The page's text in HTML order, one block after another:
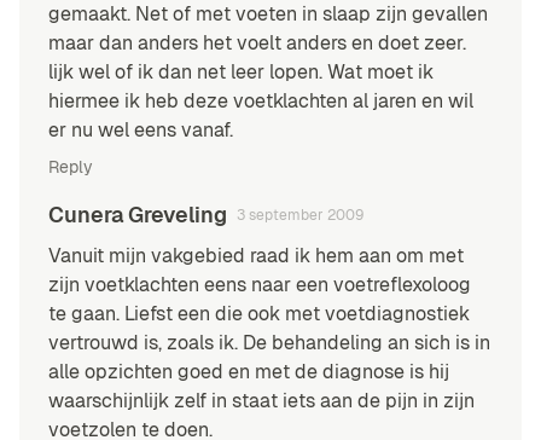
gemaakt. Net of met voeten in slaap zijn gevallen
maar dan anders het voelt anders en doet zeer.
lijk wel of ik dan net leer lopen. Wat moet ik
hiermee ik heb deze voetklachten al jaren en wil
er nu wel eens vanaf.
Reply
Cunera Greveling 3 september 2009
Vanuit mijn vakgebied raad ik hem aan om met
zijn voetklachten eens naar een voetreflexoloog
te gaan. Liefst een die ook met voetdiagnostiek
vertrouwd is, zoals ik. De behandeling an sich is in
alle opzichten goed en met de diagnose is hij
waarschijnlijk zelf in staat iets aan de pijn in zijn
voetzolen te doen.